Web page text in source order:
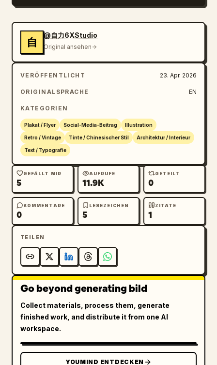
四“ lautet, mit einem kleinen gelben Etikett
noch kleineren Abzeichen oben links mit der
Aufschrift „活动预告“ und einem winzigen
Megafon-Symbol. Unter der Hauptüberschrift
fügen Sie ein grünes Pinselstrich-Banner mit
dem Text „下周四，不见不散！“ hinzu und
darunter eine kleinere Zeile in Klammern:
Fügen Sie zwei zerrissene Notizbuchkarten
hinzu: eine oben rechts und eine unten links.
Die Notiz oben rechts sollte einen kurzen
Einladungstext auf Chinesisch enthalten,
sauber gesetzt in schwarzer und oranger
Schrift: „让我们海边小聚，远眺摩天轮，吹吹海风，和
App & AI Builder 们一起聊聊产品、远程生活与创
作。“ und ein kleines orangefarbenes Herz-
Doodle in der unteren rechten Ecke der Notiz
enthalten. Die Notiz unten links sollte drei
Infoblöcke mit Symbolen und orangen
Überschriften auflisten: „时间“, „地点“ und
„说明“. Unter „时间“ schreiben Sie „2026年04月
23日 (星期四)“ und „12:00 ~ 18:00“. Unter „地
点“ schreiben Sie „南山区·前海石公园·福叁咖啡“.
吧！“.
Platzieren Sie im mittleren rechten Bereich
einen großen, verspielten weißen Slogan im
Schreibschrift-Stil mit dunkler Umrandung,
自
@自力6XStudio
Original ansehen
VERÖFFENTLICHT 23. Apr. 2026
ORIGINALSPRACHE EN
KATEGORIEN
Plakat / Flyer Social-Media-Beitrag Illustration
Retro / Vintage Tinte / Chinesischer Stil Architektur / Interieur
Text / Typografie
GEFÄLLT MIR
5
AUFRUFE
11.9K
GETEILT
0
KOMMENTARE
0
LESEZEICHEN
5
ZITATE
1
TEILEN
Go beyond generating bild
Collect materials, process them, generate
finished work, and distribute it from one AI
workspace.
YOUMIND ENTDECKEN